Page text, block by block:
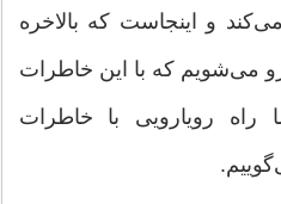
و اینجاست كه بالاخره
می‌شویم كه با این خاطرات
راه رویارویی با خاطرات